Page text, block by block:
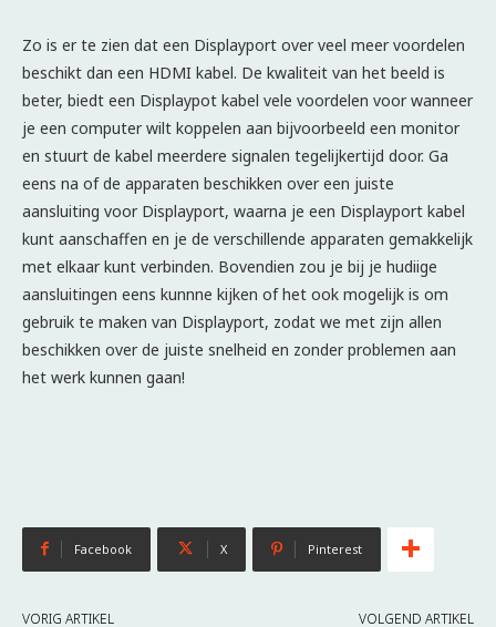
Zo is er te zien dat een Displayport over veel meer voordelen
beschikt dan een HDMI kabel. De kwaliteit van het beeld is
beter, biedt een Displaypot kabel vele voordelen voor wanneer
je een computer wilt koppelen aan bijvoorbeeld een monitor
en stuurt de kabel meerdere signalen tegelijkertijd door. Ga
eens na of de apparaten beschikken over een juiste
aansluiting voor Displayport, waarna je een Displayport kabel
kunt aanschaffen en je de verschillende apparaten gemakkelijk
met elkaar kunt verbinden. Bovendien zou je bij je hudiige
aansluitingen eens kunnne kijken of het ook mogelijk is om
gebruik te maken van Displayport, zodat we met zijn allen
beschikken over de juiste snelheid en zonder problemen aan
het werk kunnen gaan!
Facebook X Pinterest
VORIG ARTIKEL VOLGEND ARTIKEL